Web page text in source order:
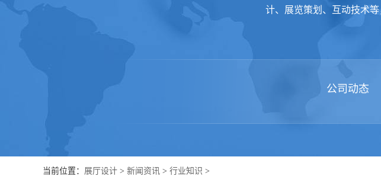
计、展览策划、互动技术
公司动态
当前位置： 展厅设计 > 新闻资讯 > 行业知识 >